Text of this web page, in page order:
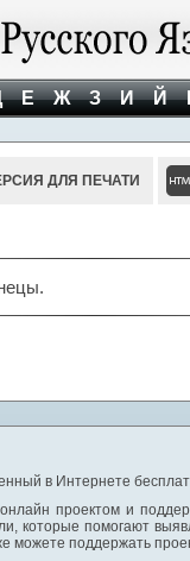
Е Ж З И Й
ДЛЯ ПЕЧАТИ
в Интернете
проектом и
которые помогают
можете поддержать